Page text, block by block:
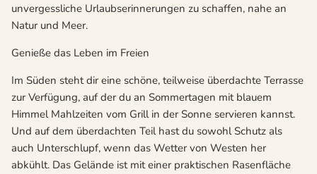
unvergessliche Urlaubserinnerungen zu schaffen, nahe an
Natur und Meer.
Genieße das Leben im Freien
Im Süden steht dir eine schöne, teilweise überdachte Terrasse
zur Verfügung, auf der du an Sommertagen mit blauem
Himmel Mahlzeiten vom Grill in der Sonne servieren kannst.
Und auf dem überdachten Teil hast du sowohl Schutz als
auch Unterschlupf, wenn das Wetter von Westen her
abkühlt. Das Gelände ist mit einer praktischen Rasenfläche